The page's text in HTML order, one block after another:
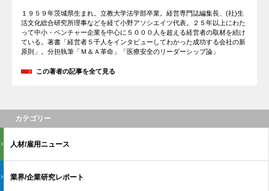
１９５９年茨城県生まれ。立教大学法学部卒業。経営専門誌編集長、(社)生
活文化総合研究所理事などを経て小野アソシエイツ代表。２５年以上にわた
って中小・ベンチャー企業を中心に５０００人を超える経営者の取材を続け
ている。著書「経営者５千人をインタビューしてわかった成功する会社の新
原則」。分担執筆「Ｍ＆Ａ革命」「医療安全のリーダーシップ論」
この著者の記事を全て見る
カテゴリー
人材/雇用ニュース
業界/企業研究レポート